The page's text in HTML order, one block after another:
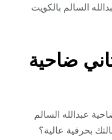
ضاحية
عبدالله السالم
بحرفية عالية؟